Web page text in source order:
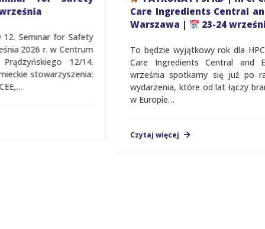
Care Ingredients Central and Eastern Europe) |
23-24 września
To będzie wyjątkowy rok dla HPCI CEE (Home and Personal
Care Ingredients Central and Eastern Europe). 23 i 24
września spotkamy się już po raz 15., świętując jubileusz
wydarzenia, które od lat łączy branżę Home & Personal Care